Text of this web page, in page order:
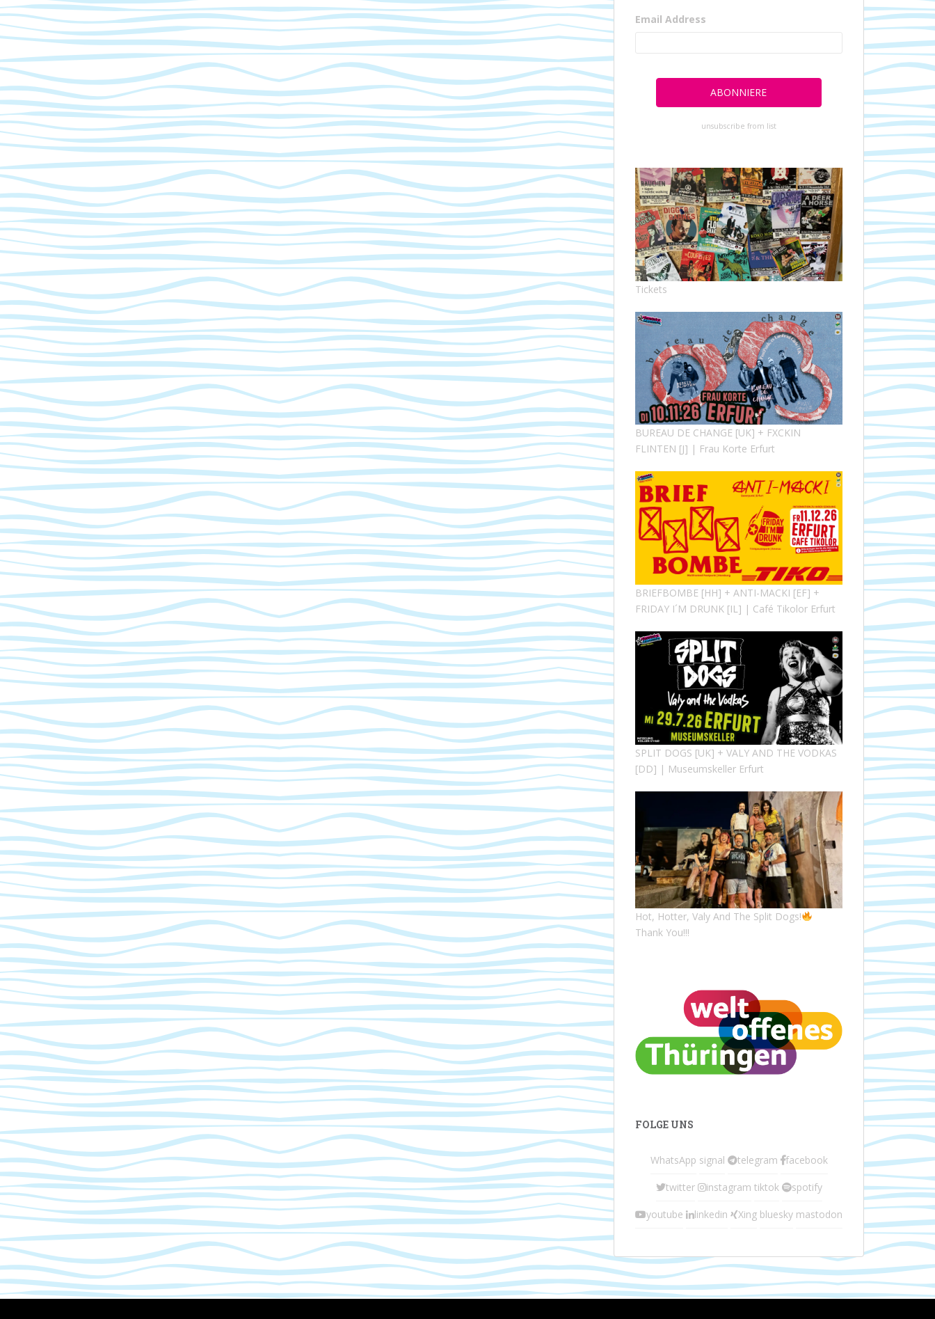
Email Address
unsubscribe from list
Tickets
BUREAU DE CHANGE [UK] + FXCKIN
FLINTEN [J] | Frau Korte Erfurt
BRIEFBOMBE [HH] + ANTI-MACKI [EF] +
FRIDAY I´M DRUNK [IL] | Café Tikolor Erfurt
SPLIT DOGS [UK] + VALY AND THE VODKAS
[DD] | Museumskeller Erfurt
Hot, Hotter, Valy And The Split Dogs!
Thank You!!!
FOLGE UNS
WhatsApp signal telegram facebook
twitter instagram tiktok spotify
youtube linkedin Xing bluesky mastodon